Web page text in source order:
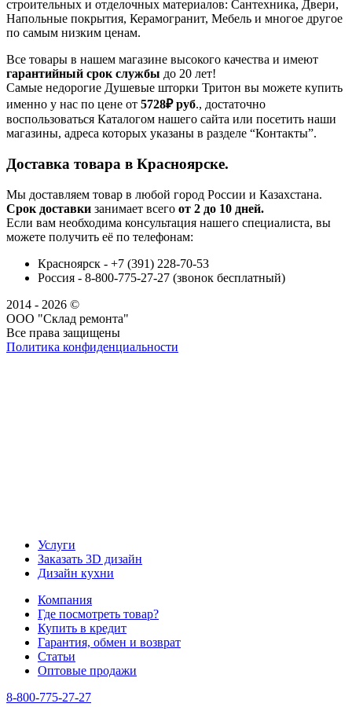
строительных и отделочных материалов: Сантехника, Двери,
Напольные покрытия, Керамогранит, Мебель и многое другое
по самым низким ценам.
Все товары в нашем магазине высокого качества и имеют
гарантийный срок службы до 20 лет!
Самые недорогие Душевые шторки Тритон вы можете купить
именно у нас по цене от 5728₽ руб., достаточно
воспользоваться Каталогом нашего сайта или посетить наши
магазины, адреса которых указаны в разделе “Контакты”.
Доставка товара в Красноярске.
Мы доставляем товар в любой город России и Казахстана.
Срок доставки занимает всего от 2 до 10 дней.
Если вам необходима консультация нашего специалиста, вы
можете получить её по телефонам:
Красноярск - +7 (391) 228-70-53
Россия - 8-800-775-27-27 (звонок бесплатный)
2014 - 2026 ©
ООО "Склад ремонта"
Все права защищены
Политика конфиденциальности
Услуги
Заказать 3D дизайн
Дизайн кухни
Компания
Где посмотреть товар?
Купить в кредит
Гарантия, обмен и возврат
Статьи
Оптовые продажи
8-800-775-27-27